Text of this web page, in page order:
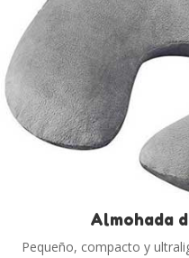
Almohada
Pequeño, compacto y